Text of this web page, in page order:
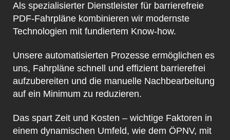
Als spezialisierter Dienstleister für barrierefreie
PDF-Fahrpläne kombinieren wir modernste
Technologien mit fundiertem Know-how.
Unsere automatisierten Prozesse ermöglichen es
uns, Fahrpläne schnell und effizient barrierefrei
aufzubereiten und die manuelle Nachbearbeitung
auf ein Minimum zu reduzieren.
Das spart Zeit und Kosten – wichtige Faktoren in
einem dynamischen Umfeld, wie dem ÖPNV, mit